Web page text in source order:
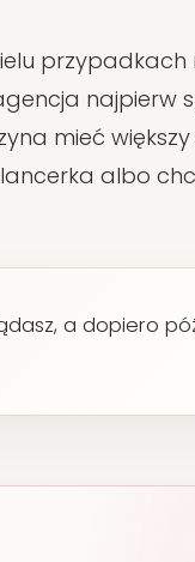
najpierw
mieć
albo
a dopiero